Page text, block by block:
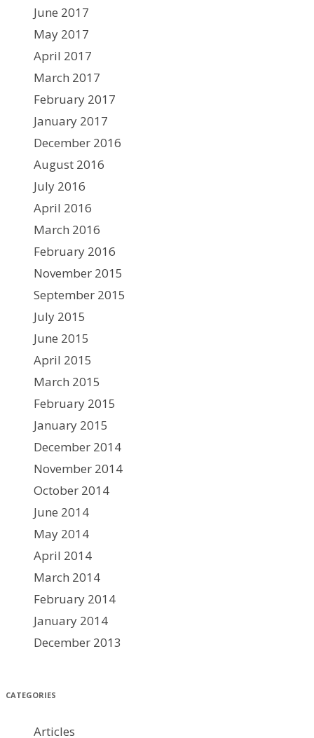
June 2017
May 2017
April 2017
March 2017
February 2017
January 2017
December 2016
August 2016
July 2016
April 2016
March 2016
February 2016
November 2015
September 2015
July 2015
June 2015
April 2015
March 2015
February 2015
January 2015
December 2014
November 2014
October 2014
June 2014
May 2014
April 2014
March 2014
February 2014
January 2014
December 2013
CATEGORIES
Articles